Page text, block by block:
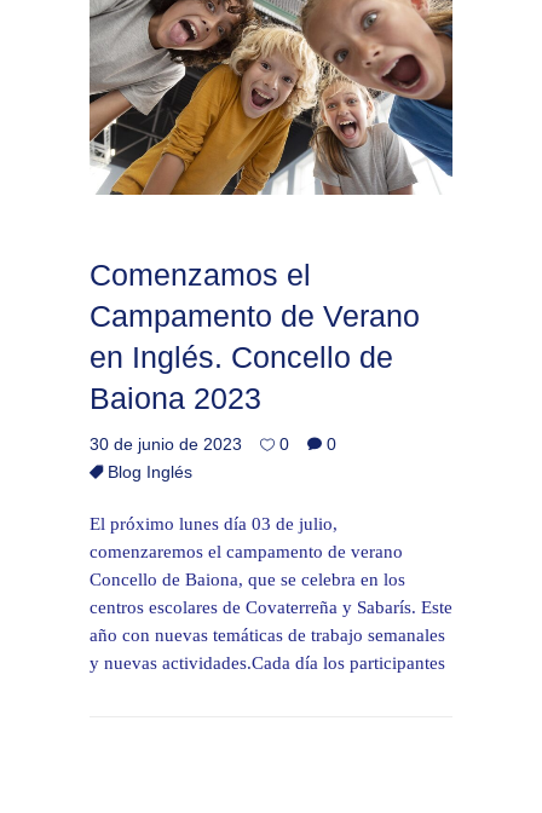
Comenzamos el
Campamento de Verano
en Inglés. Concello de
Baiona 2023
30 de junio de 2023 0
0
Blog Inglés
El próximo lunes día 03 de julio,
comenzaremos el campamento de verano
Concello de Baiona, que se celebra en los
centros escolares de Covaterreña y Sabarís. Este
año con nuevas temáticas de trabajo semanales
y nuevas actividades.Cada día los participantes